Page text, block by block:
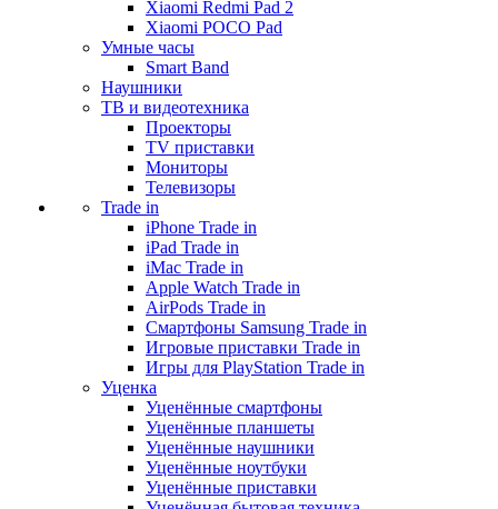
Xiaomi Redmi Pad 2
Xiaomi POCO Pad
Умные часы
Smart Band
Наушники
ТВ и видеотехника
Проекторы
TV приставки
Мониторы
Телевизоры
Trade in
iPhone Trade in
iPad Trade in
iMac Trade in
Apple Watch Trade in
AirPods Trade in
Смартфоны Samsung Trade in
Игровые приставки Trade in
Игры для PlayStation Trade in
Уценка
Уценённые смартфоны
Уценённые планшеты
Уценённые наушники
Уценённые ноутбуки
Уценённые приставки